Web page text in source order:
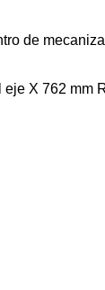
de
eje X 762 mm